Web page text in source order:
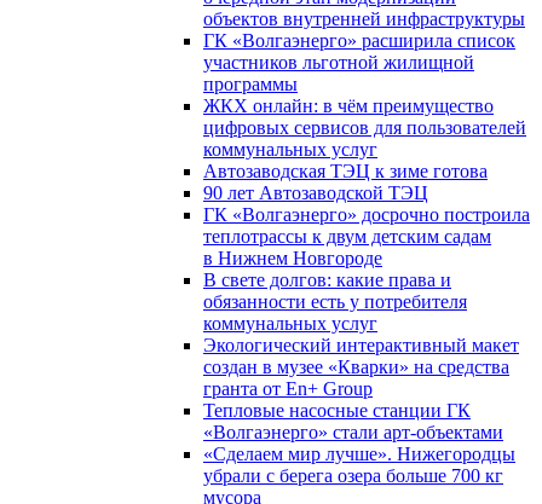
объектов внутренней инфраструктуры
ГК «Волгаэнерго» расширила список
участников льготной жилищной
программы
ЖКХ онлайн: в чём преимущество
цифровых сервисов для пользователей
коммунальных услуг
Автозаводская ТЭЦ к зиме готова
90 лет Автозаводской ТЭЦ
ГК «Волгаэнерго» досрочно построила
теплотрассы к двум детским садам
в Нижнем Новгороде
В свете долгов: какие права и
обязанности есть у потребителя
коммунальных услуг
Экологический интерактивный макет
создан в музее «Кварки» на средства
гранта от En+ Group
Тепловые насосные станции ГК
«Волгаэнерго» стали арт-объектами
«Сделаем мир лучше». Нижегородцы
убрали с берега озера больше 700 кг
мусора